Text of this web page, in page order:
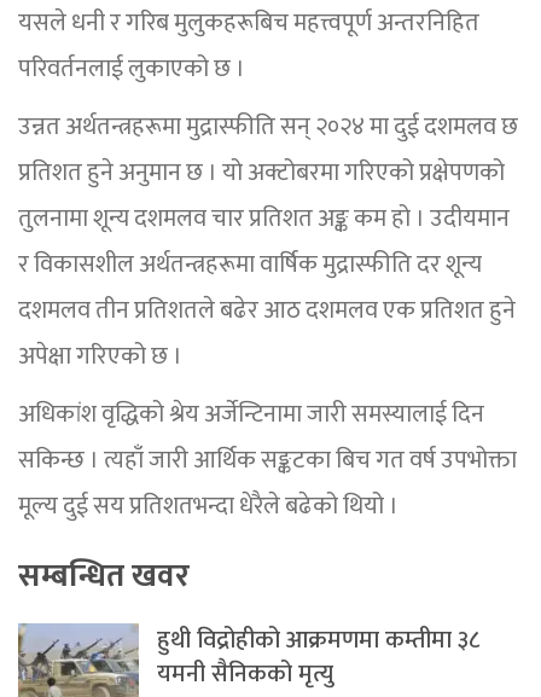
यसले धनी र गरिब मुलुकहरूबिच महत्त्वपूर्ण अन्तरनिहित
परिवर्तनलाई लुकाएको छ ।
उन्नत अर्थतन्त्रहरूमा मुद्रास्फीति सन् २०२४ मा दुई दशमलव छ
प्रतिशत हुने अनुमान छ । यो अक्टोबरमा गरिएको प्रक्षेपणको
तुलनामा शून्य दशमलव चार प्रतिशत अङ्क कम हो । उदीयमान
र विकासशील अर्थतन्त्रहरूमा वार्षिक मुद्रास्फीति दर शून्य
दशमलव तीन प्रतिशतले बढेर आठ दशमलव एक प्रतिशत हुने
अपेक्षा गरिएको छ ।
अधिकांश वृद्धिको श्रेय अर्जेन्टिनामा जारी समस्यालाई दिन
सकिन्छ । त्यहाँ जारी आर्थिक सङ्कटका बिच गत वर्ष उपभोक्ता
मूल्य दुई सय प्रतिशतभन्दा धेरैले बढेको थियो ।
सम्बन्धित खवर
हुथी विद्रोहीको आक्रमणमा कम्तीमा ३८
यमनी सैनिकको मृत्यु